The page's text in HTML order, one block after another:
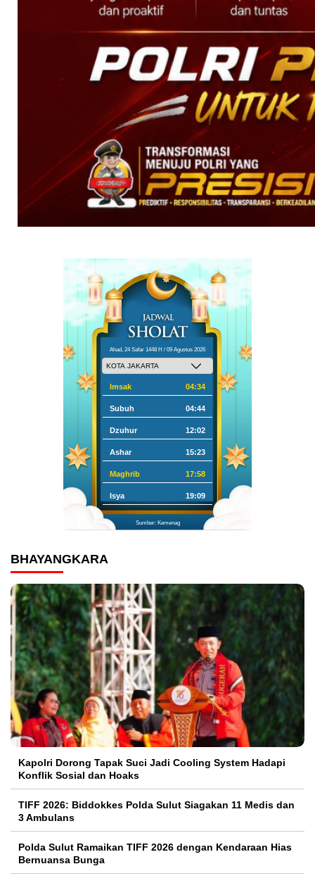
Ahad, 24 Safar 1448 H / 09 Agustus 2026
Imsak 04:34
Subuh 04:44
Dzuhur 12:02
Ashar 15:23
Maghrib 17:58
Isya 19:09
Sumber: Kemenag
BHAYANGKARA
Kapolri Dorong Tapak Suci Jadi Cooling System Hadapi
Konflik Sosial dan Hoaks
TIFF 2026: Biddokkes Polda Sulut Siagakan 11 Medis dan
3 Ambulans
Polda Sulut Ramaikan TIFF 2026 dengan Kendaraan Hias
Bernuansa Bunga